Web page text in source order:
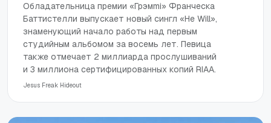
Обладательница премии «Грэмmi» Франческа
Баттистелли выпускает новый сингл «He Will»,
знаменующий начало работы над первым
студийным альбомом за восемь лет. Певица
также отмечает 2 миллиарда прослушиваний
и 3 миллиона сертифицированных копий RIAA.
Jesus Freak Hideout